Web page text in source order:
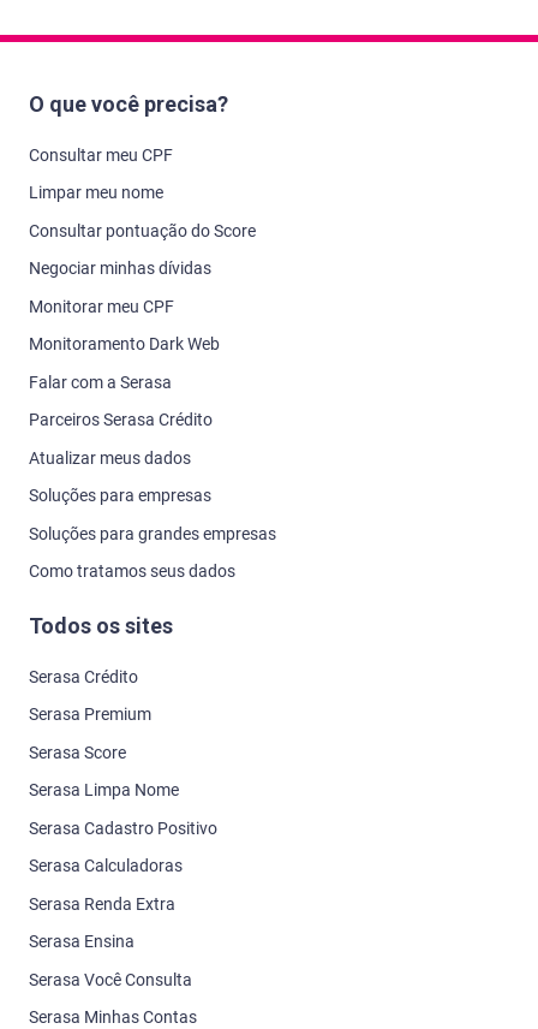
O que você precisa?
Consultar meu CPF
Limpar meu nome
Consultar pontuação do Score
Negociar minhas dívidas
Monitorar meu CPF
Monitoramento Dark Web
Falar com a Serasa
Parceiros Serasa Crédito
Atualizar meus dados
Soluções para empresas
Soluções para grandes empresas
Como tratamos seus dados
Todos os sites
Serasa Crédito
Serasa Premium
Serasa Score
Serasa Limpa Nome
Serasa Cadastro Positivo
Serasa Calculadoras
Serasa Renda Extra
Serasa Ensina
Serasa Você Consulta
Serasa Minhas Contas